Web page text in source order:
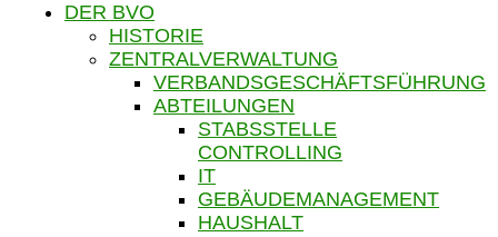
DER BVO
HISTORIE
ZENTRALVERWALTUNG
VERBANDSGESCHÄFTSFÜHRUNG
ABTEILUNGEN
STABSSTELLE
CONTROLLING
IT
GEBÄUDEMANAGEMENT
HAUSHALT